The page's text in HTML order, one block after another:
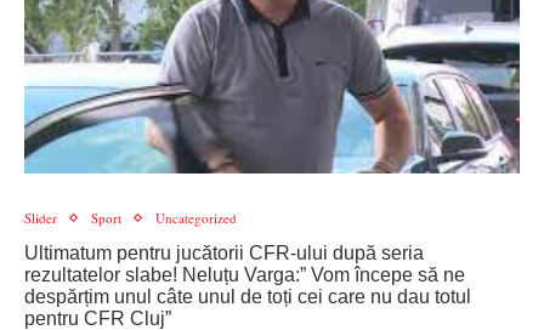
Slider Sport Uncategorized
Ultimatum pentru jucătorii CFR-ului după seria
rezultatelor slabe! Neluțu Varga:” Vom începe să ne
despărțim unul câte unul de toți cei care nu dau totul
pentru CFR Cluj”